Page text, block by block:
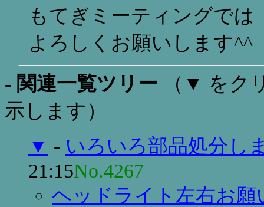
もてぎミーティングでは
よろしくお願いします^^
- 関連一覧ツリー （▼ をク
示します）
▼ - いろいろ部品処分し
21:15No.4267
ヘッドライト左右お